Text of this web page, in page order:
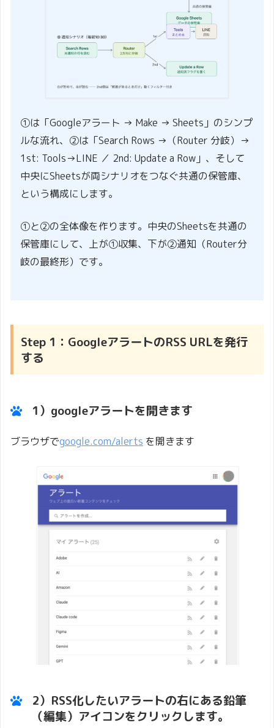
①は「Googleアラート → Make → Sheets」のシンプ
ルな流れ、②は「Search Rows →（Router 分岐）→
1st: Tools→LINE ／ 2nd: Update a Row」、そして
中央にSheetsが両シナリオをつなぐ共通の保管庫、
という構成にします。
①と②の全体像を作ります。中央のSheetsを共通の
保管庫にして、上が①収集、下が②通知（Router分
岐の最終形）です。
Step 1：GoogleアラートのRSS URLを発行
する
1）googleアラートを開きます
ブラウザでgoogle.com/alerts を開きます
2）RSS化したいアラートの右にある鉛筆
（編集）アイコンをクリックします。